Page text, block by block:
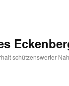
schützenswerter